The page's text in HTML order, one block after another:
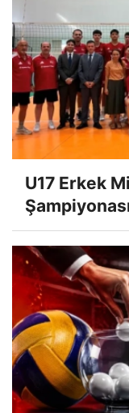
U17 Erkek